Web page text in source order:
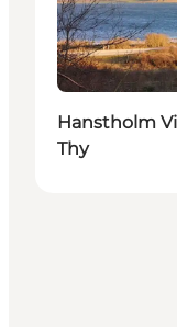
Hanstholm
Thy